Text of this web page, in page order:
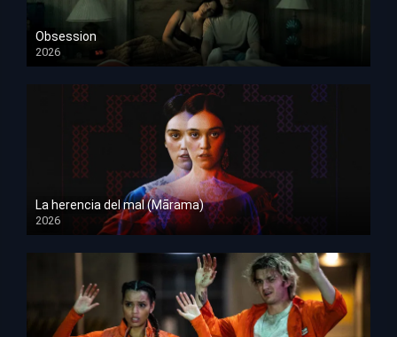
Obsession
2026
HD 1080p
La herencia del mal (Mārama)
2026
HD 1080p